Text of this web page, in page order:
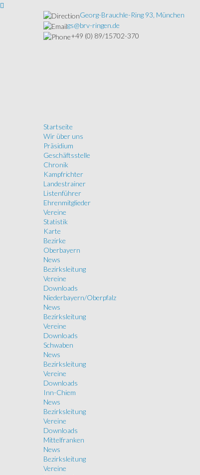
Georg-Brauchle-Ring 93, München
gs@brv-ringen.de
+49 (0) 89/15702-370
Startseite
Wir über uns
Präsidium
Geschäftsstelle
Chronik
Kampfrichter
Landestrainer
Listenführer
Ehrenmitglieder
Vereine
Statistik
Karte
Bezirke
Oberbayern
News
Bezirksleitung
Vereine
Downloads
Niederbayern/Oberpfalz
News
Bezirksleitung
Vereine
Downloads
Schwaben
News
Bezirksleitung
Vereine
Downloads
Inn-Chiem
News
Bezirksleitung
Vereine
Downloads
Mittelfranken
News
Bezirksleitung
Vereine